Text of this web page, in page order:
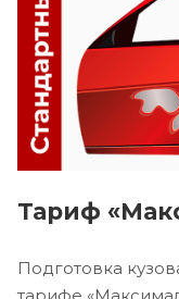
Тариф
Подготовка